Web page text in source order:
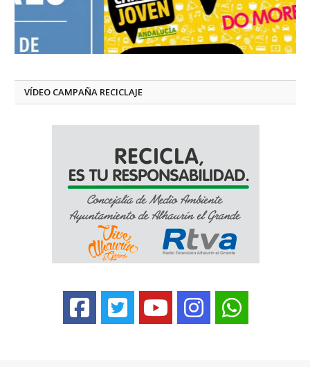
VÍDEO CAMPAÑA RECICLAJE